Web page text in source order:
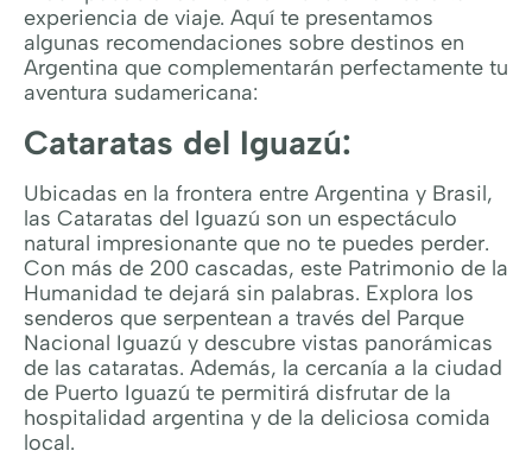
experiencia de viaje. Aquí te presentamos
algunas recomendaciones sobre destinos en
Argentina que complementarán perfectamente tu
aventura sudamericana:
Cataratas del Iguazú:
Ubicadas en la frontera entre Argentina y Brasil,
las Cataratas del Iguazú son un espectáculo
natural impresionante que no te puedes perder.
Con más de 200 cascadas, este Patrimonio de la
Humanidad te dejará sin palabras. Explora los
senderos que serpentean a través del Parque
Nacional Iguazú y descubre vistas panorámicas
de las cataratas. Además, la cercanía a la ciudad
de Puerto Iguazú te permitirá disfrutar de la
hospitalidad argentina y de la deliciosa comida
local.